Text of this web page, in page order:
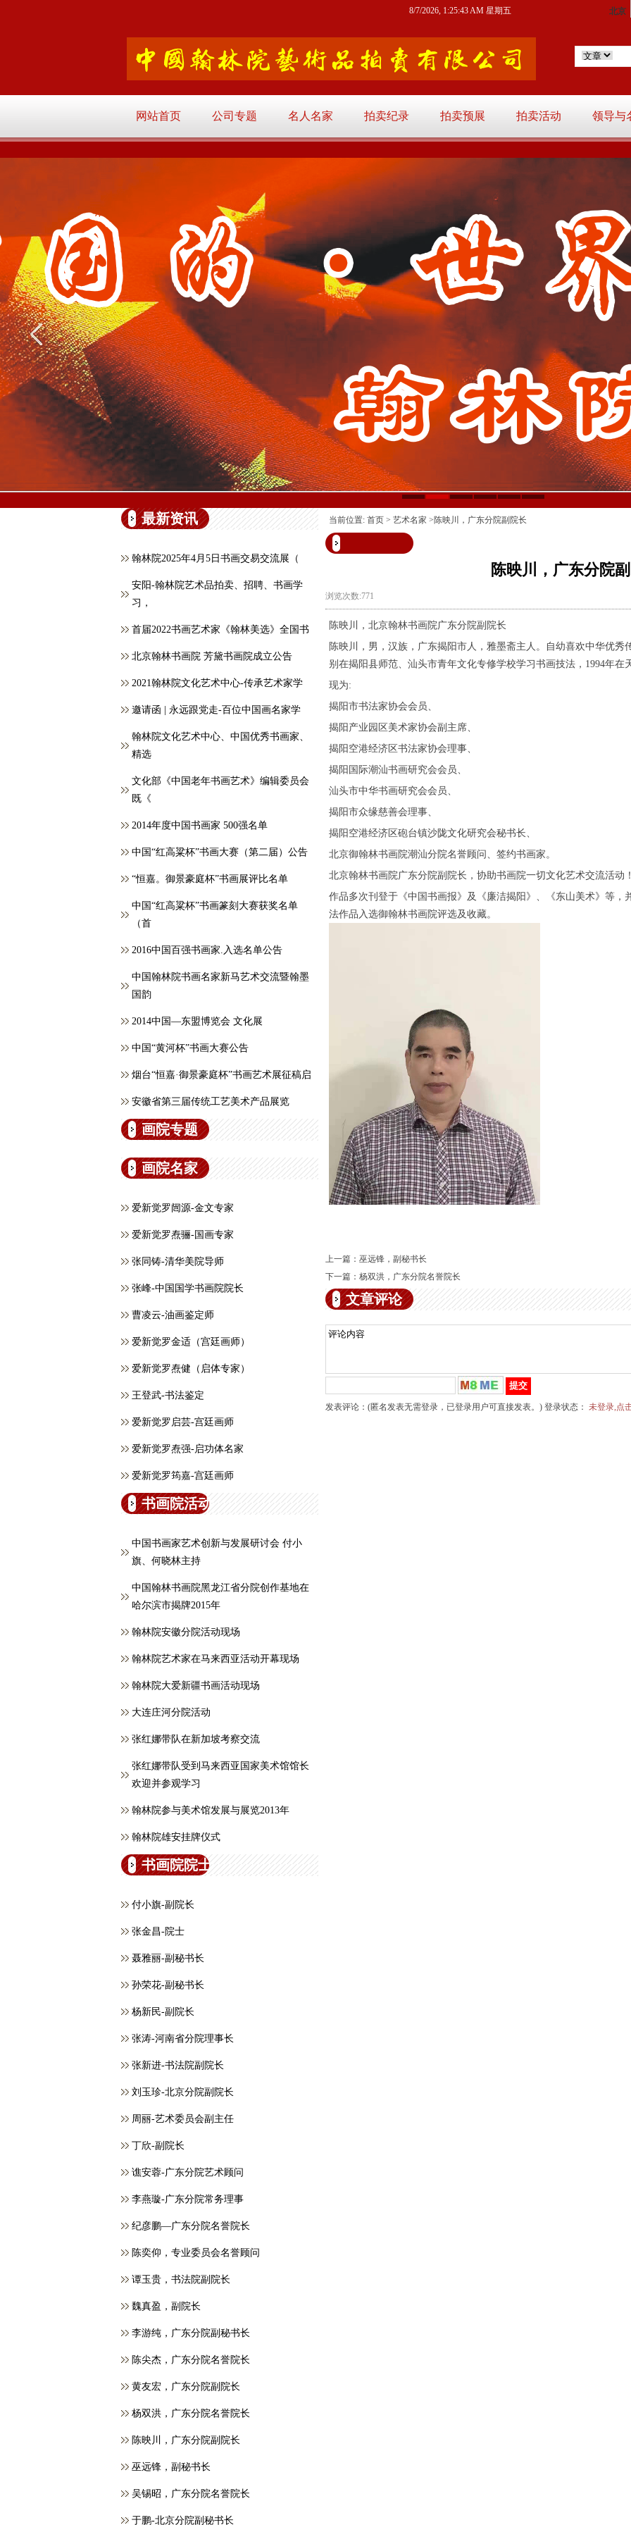
网站首页 公司专题 名人名家 拍卖纪录 拍卖预展 拍卖活动 领导与
8/7/2026, 1:25:44 AM 星期五
最新资讯
翰林院2025年4月5日书画交易交流展（
安阳-翰林院艺术品拍卖、招聘、书画学
习，
首届2022书画艺术家《翰林美选》全国书
北京翰林书画院 芳黛书画院成立公告
2021翰林院文化艺术中心-传承艺术家学
邀请函 | 永远跟党走-百位中国画名家学
翰林院文化艺术中心、中国优秀书画家、
精选
文化部《中国老年书画艺术》编辑委员会
既《
2014年度中国书画家 500强名单
中国“红高粱杯”书画大赛（第二届）公告
“恒嘉。御景豪庭杯”书画展评比名单
中国“红高粱杯”书画篆刻大赛获奖名单
（首
2016中国百强书画家.入选名单公告
中国翰林院书画名家新马艺术交流暨翰墨
国韵
2014中国—东盟博览会 文化展
中国“黄河杯”书画大赛公告
烟台“恒嘉·御景豪庭杯”书画艺术展征稿启
安徽省第三届传统工艺美术产品展览
画院专题
画院名家
爱新觉罗闿源-金文专家
爱新觉罗焘骊-国画专家
张同铸-清华美院导师
张峰-中国国学书画院院长
曹凌云-油画鉴定师
爱新觉罗金适（宫廷画师）
爱新觉罗焘健（启体专家）
王登武-书法鉴定
爱新觉罗启芸-宫廷画师
爱新觉罗焘强-启功体名家
爱新觉罗筠嘉-宫廷画师
书画院活动
中国书画家艺术创新与发展研讨会 付小
旗、何晓林主持
中国翰林书画院黑龙江省分院创作基地在
哈尔滨市揭牌2015年
翰林院安徽分院活动现场
翰林院艺术家在马来西亚活动开幕现场
翰林院大爱新疆书画活动现场
大连庄河分院活动
张红娜带队在新加坡考察交流
张红娜带队受到马来西亚国家美术馆馆长
欢迎并参观学习
翰林院参与美术馆发展与展览2013年
翰林院雄安挂牌仪式
书画院院士
付小旗-副院长
张金昌-院士
聂雅丽-副秘书长
孙荣花-副秘书长
杨新民-副院长
张涛-河南省分院理事长
张新进-书法院副院长
刘玉珍-北京分院副院长
周丽-艺术委员会副主任
丁欣-副院长
谯安蓉-广东分院艺术顾问
李燕璇-广东分院常务理事
纪彦鹏—广东分院名誉院长
​陈奕仰，专业委员会名誉顾问
谭玉贵，书法院副院长
魏真盈，副院长
李游纯，广东分院副秘书长
陈尖杰，广东分院名誉院长
黄友宏，广东分院副院长
杨双洪，广东分院名誉院长
陈映川，广东分院副院长
巫远锋，副秘书长
吴锡昭，广东分院名誉院长
于鹏-北京分院副秘书长
当前位置: 首页 > 艺术名家 >陈映川，广东分院副院长
陈映川，广东分院
浏览次数:771
陈映川， 北京翰林书画院广东分院副院长
陈映川，男，汉族，广东揭阳市人，雅墨斋主人。自幼喜欢中华优秀
别在揭阳县师范、汕头市青年文化专修学校学习书画技法，1994年在
现为:
揭阳市书法家协会会员、
揭阳产业园区美术家协会副主席、
揭阳空港经济区书法家协会理事、
揭阳国际潮汕书画研究会会员、
汕头市中华书画研究会会员、
揭阳市众缘慈善会理事、
揭阳空港经济区砲台镇沙陇文化研究会秘书长、
北京御翰林书画院潮汕分院名誉顾问、签约书画家。
北京翰林书画院广东分院副院长，协助书画院一切文化艺术交流活动
作品多次刊登于《中国书画报》及《廉洁揭阳》、《东山美术》等，
法作品入选御翰林书画院评选及收藏。
上一篇： 巫远锋，副秘书长
下一篇： 杨双洪，广东分院名誉院长
文章评论
发表评论：(匿名发表无需登录，已登录用户可直接发表。) 登录状态： 未登录,点